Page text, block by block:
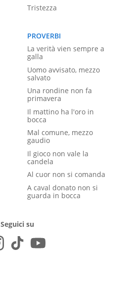
Tristezza
PROVERBI
La verità vien sempre a
galla
Uomo avvisato, mezzo
salvato
Una rondine non fa
primavera
Il mattino ha l'oro in
bocca
Mal comune, mezzo
gaudio
Il gioco non vale la
candela
Al cuor non si comanda
A caval donato non si
guarda in bocca
Seguici su